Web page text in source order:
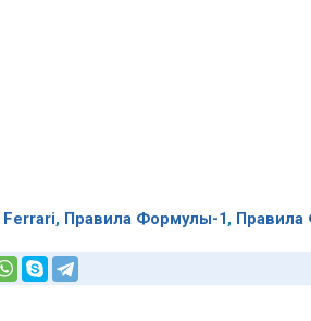
Ferrari, Правила Формулы-1,